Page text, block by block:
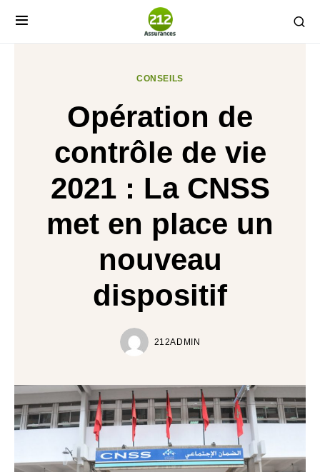
CONSEILS
Opération de
contrôle de vie
2021 : La CNSS
met en place un
nouveau
dispositif
212ADMIN